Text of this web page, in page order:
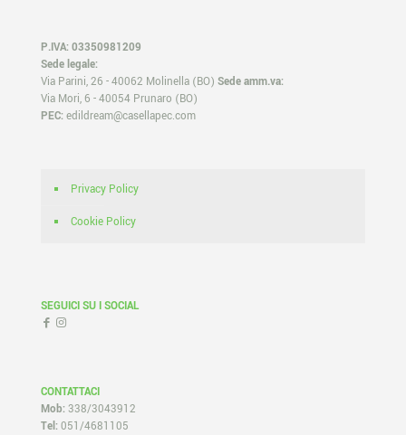
P.IVA: 03350981209
Sede legale:
Via Parini, 26 - 40062 Molinella (BO) Sede amm.va:
Via Mori, 6 - 40054 Prunaro (BO)
PEC: edildream@casellapec.com
Privacy Policy
Cookie Policy
SEGUICI SU I SOCIAL
CONTATTACI
Mob: 338/3043912
Tel: 051/4681105